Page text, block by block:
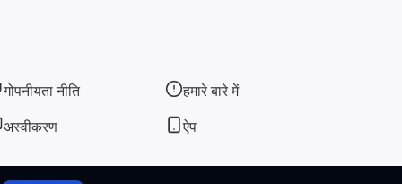
गोपनीयता नीति
अस्वीकरण
हमारे बारे में
ऐप